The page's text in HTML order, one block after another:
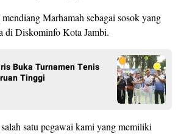
Marhamah sebagai sosok yang
di Diskominfo Kota Jambi.
Buka Turnamen Tenis
Tinggi
satu pegawai kami yang memiliki